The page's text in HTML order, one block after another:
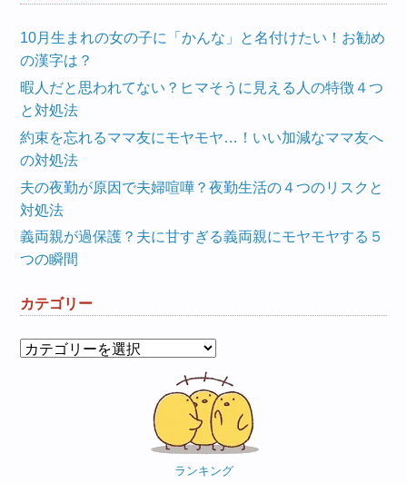
10月生まれの女の子に「かんな」と名付けたい！お勧め
の漢字は？
暇人だと思われてない？ヒマそうに見える人の特徴４つ
と対処法
約束を忘れるママ友にモヤモヤ…！いい加減なママ友へ
の対処法
夫の夜勤が原因で夫婦喧嘩？夜勤生活の４つのリスクと
対処法
義両親が過保護？夫に甘すぎる義両親にモヤモヤする５
つの瞬間
カテゴリー
カ
ランキング